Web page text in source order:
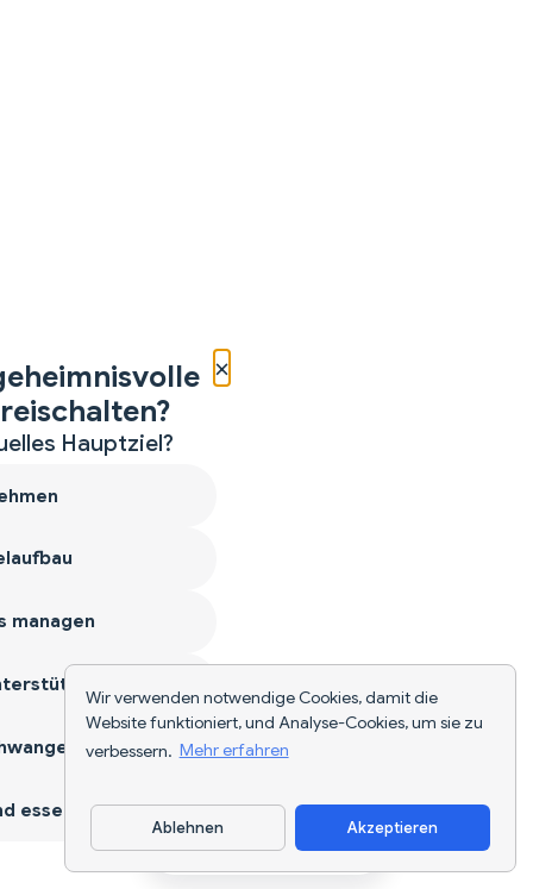
Wir verwenden notwendige Cookies, damit die
Website funktioniert, und Analyse-Cookies, um sie zu
verbessern. Mehr erfahren
Ablehnen Akzeptieren
App herunterladen
×
Hauptziel?
managen
essen